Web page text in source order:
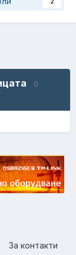
0
За контакти